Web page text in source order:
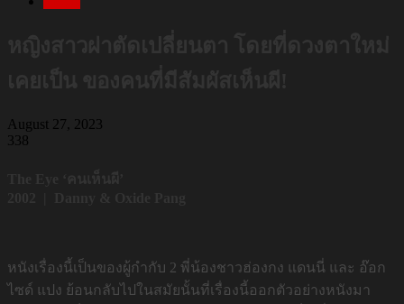
August 27, 2023
338
หนังเรื่องนี้เป็นของผู้กำกับ 2 พี่น้องชาวฮ่องกง แดนนี่ และ อ๊อก
ไซด์ แปง ย้อนกลับไปในสมัยนั้นที่เรื่องนี้ออกตัวอย่างหนังมา